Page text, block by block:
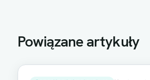
Powiązane artykuły